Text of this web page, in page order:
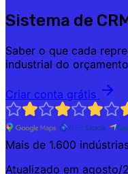
Sistema de
Saber o que cada
industrial do
Criar conta grátis
Mais de 1.600
Atualizado em agosto/